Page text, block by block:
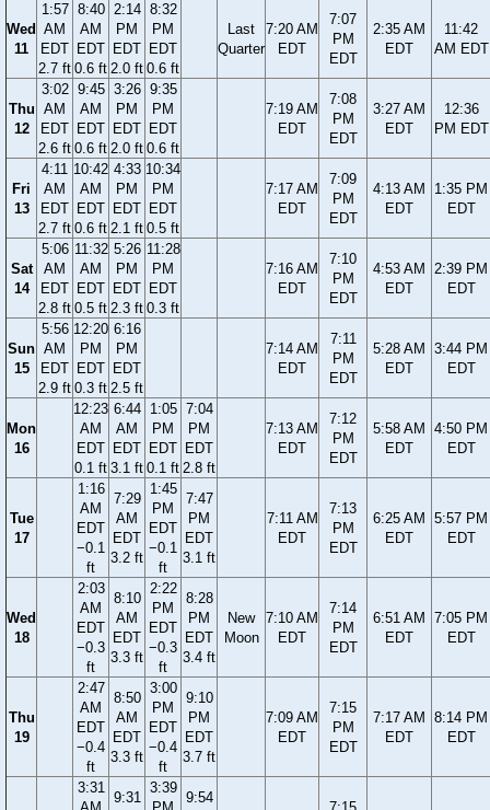
Wed
11
1:57
AM
EDT
2.7 ft
8:40
AM
EDT
0.6 ft
2:14
PM
EDT
2.0 ft
8:32
PM
EDT
0.6 ft
Last
Quarter
7:20 AM
EDT
7:07
PM
EDT
2:35 AM
EDT
11:42
AM EDT
Thu
12
3:02
AM
EDT
2.6 ft
9:45
AM
EDT
0.6 ft
3:26
PM
EDT
2.0 ft
9:35
PM
EDT
0.6 ft
7:19 AM
EDT
7:08
PM
EDT
3:27 AM
EDT
12:36
PM EDT
Fri
13
4:11
AM
EDT
2.7 ft
10:42
AM
EDT
0.6 ft
4:33
PM
EDT
2.1 ft
10:34
PM
EDT
0.5 ft
7:17 AM
EDT
7:09
PM
EDT
4:13 AM
EDT
1:35 PM
EDT
Sat
14
5:06
AM
EDT
2.8 ft
11:32
AM
EDT
0.5 ft
5:26
PM
EDT
2.3 ft
11:28
PM
EDT
0.3 ft
7:16 AM
EDT
7:10
PM
EDT
4:53 AM
EDT
2:39 PM
EDT
Sun
15
5:56
AM
EDT
2.9 ft
12:20
PM
EDT
0.3 ft
6:16
PM
EDT
2.5 ft
7:14 AM
EDT
7:11
PM
EDT
5:28 AM
EDT
3:44 PM
EDT
Mon
16
12:23
AM
EDT
0.1 ft
6:44
AM
EDT
3.1 ft
1:05
PM
EDT
0.1 ft
7:04
PM
EDT
2.8 ft
7:13 AM
EDT
7:12
PM
EDT
5:58 AM
EDT
4:50 PM
EDT
Tue
17
1:16
AM
EDT
−0.1
ft
7:29
AM
EDT
3.2 ft
1:45
PM
EDT
−0.1
ft
7:47
PM
EDT
3.1 ft
7:11 AM
EDT
7:13
PM
EDT
6:25 AM
EDT
5:57 PM
EDT
Wed
18
2:03
AM
EDT
−0.3
ft
8:10
AM
EDT
3.3 ft
2:22
PM
EDT
−0.3
ft
8:28
PM
EDT
3.4 ft
New
Moon
7:10 AM
EDT
7:14
PM
EDT
6:51 AM
EDT
7:05 PM
EDT
Thu
19
2:47
AM
EDT
−0.4
ft
8:50
AM
EDT
3.3 ft
3:00
PM
EDT
−0.4
ft
9:10
PM
EDT
3.7 ft
7:09 AM
EDT
7:15
PM
EDT
7:17 AM
EDT
8:14 PM
EDT
3:31
9:31
3:39
9:54